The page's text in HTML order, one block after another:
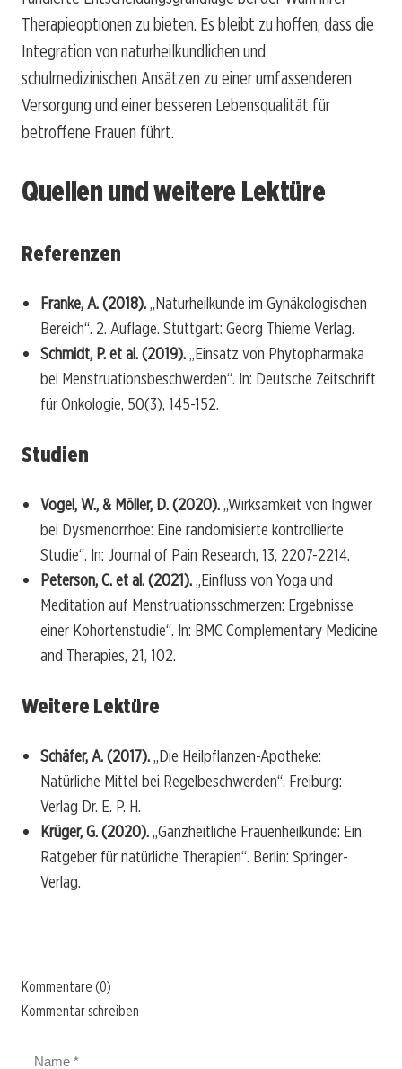
Therapieoptionen zu bieten. Es bleibt zu hoffen, dass die
Integration von naturheilkundlichen und
schulmedizinischen Ansätzen zu einer umfassenderen
Versorgung und einer besseren Lebensqualität für
betroffene Frauen führt.
Quellen und weitere Lektüre
Referenzen
Franke, A. (2018).„Naturheilkunde im Gynäkologischen
Bereich“. 2. Auflage. Stuttgart: Georg Thieme Verlag.
Schmidt, P. et al. (2019).„Einsatz von Phytopharmaka
bei Menstruationsbeschwerden“. In: Deutsche Zeitschrift
für Onkologie, 50(3), 145-152.
Studien
Vogel, W., & Möller, D. (2020).„Wirksamkeit von Ingwer
bei Dysmenorrhoe: Eine randomisierte kontrollierte
Studie“. In: Journal of Pain Research, 13, 2207-2214.
Peterson, C. et al. (2021).„Einfluss von Yoga und
Meditation auf Menstruationsschmerzen: Ergebnisse
einer Kohortenstudie“. In: BMC Complementary Medicine
and Therapies, 21, 102.
Weitere Lektüre
Schäfer, A. (2017).„Die Heilpflanzen-Apotheke:
Natürliche Mittel bei Regelbeschwerden“. Freiburg:
Verlag Dr. E. P. H.
Krüger, G. (2020).„Ganzheitliche Frauenheilkunde: Ein
Ratgeber für natürliche Therapien“. Berlin: Springer-
Verlag.
Kommentare (0)
Kommentar schreiben